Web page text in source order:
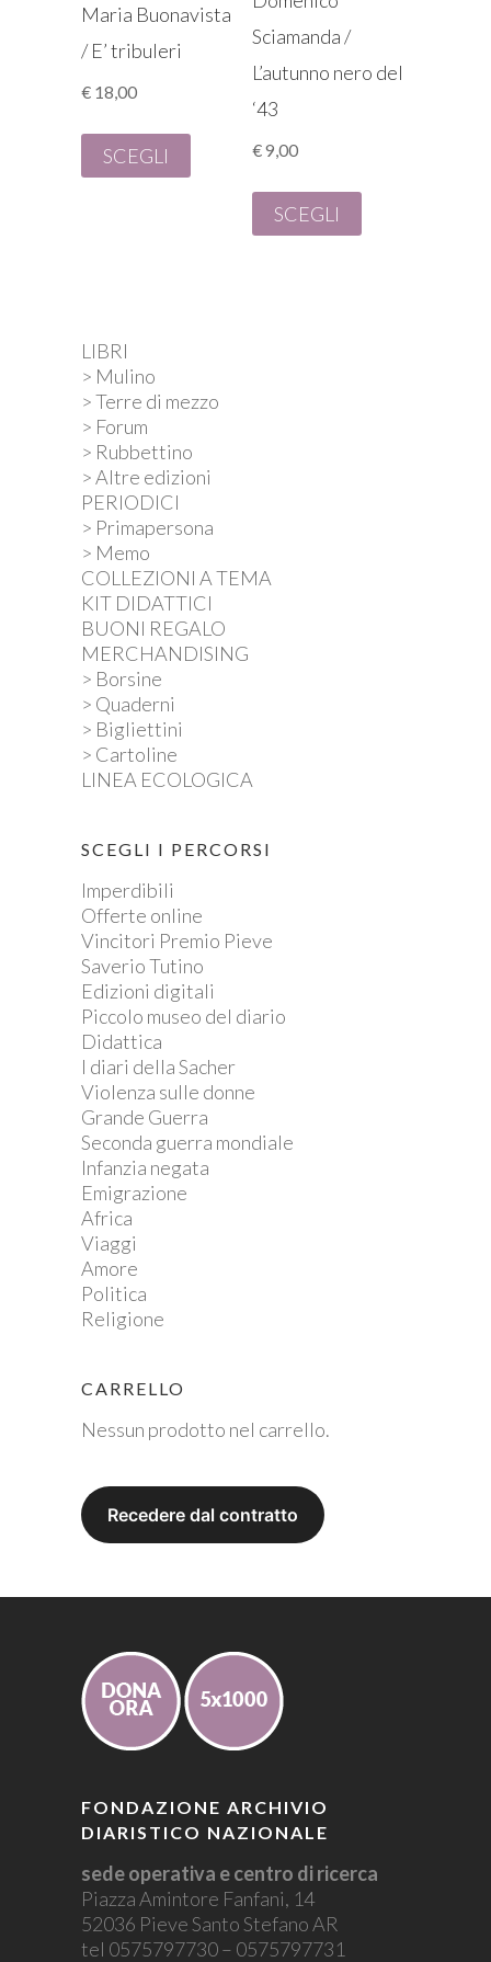
Maria Buonavista
/ E’ tribuleri
€ 18,00
SCEGLI
Sciamanda /
L’autunno nero del
‘43
€9,00
SCEGLI
LIBRI
> Mulino
> Terre di mezzo
> Forum
> Rubbettino
> Altre edizioni
PERIODICI
> Primapersona
> Memo
COLLEZIONI A TEMA
KIT DIDATTICI
BUONI REGALO
MERCHANDISING
> Borsine
> Quaderni
> Bigliettini
> Cartoline
LINEA ECOLOGICA
SCEGLI I PERCORSI
Imperdibili
Offerte online
Vincitori Premio Pieve
Saverio Tutino
Edizioni digitali
Piccolo museo del diario
Didattica
I diari della Sacher
Violenza sulle donne
Grande Guerra
Seconda guerra mondiale
Infanzia negata
Emigrazione
Africa
Viaggi
Amore
Politica
Religione
CARRELLO
Nessun prodotto nel carrello.
FONDAZIONE ARCHIVIO
DIARISTICO NAZIONALE
sede operativa e centro di ricerca
Piazza Amintore Fanfani, 14
52036 Pieve Santo Stefano AR
tel 0575797730 – 0575797731